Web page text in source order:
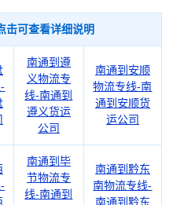
击可查看详细说明
南通到遵
义物流专
线-南通到
遵义货运
公司
南通到安顺
物流专线-南
通到安顺货
运公司
南通到毕
节物流专
线-南通到
南通到黔东
南物流专线-
南通到黔东